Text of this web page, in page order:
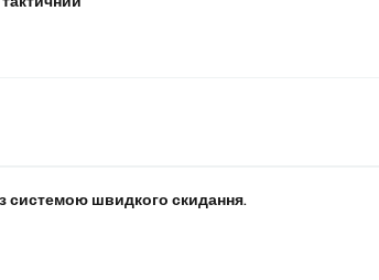
Cordura 1000 (надміцна тканина, стійка до
системою швидкого скидання.